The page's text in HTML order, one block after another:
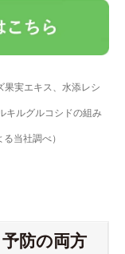
実エキス、水添レシ
キルグルコシドの組み
当社調べ）
防の両方